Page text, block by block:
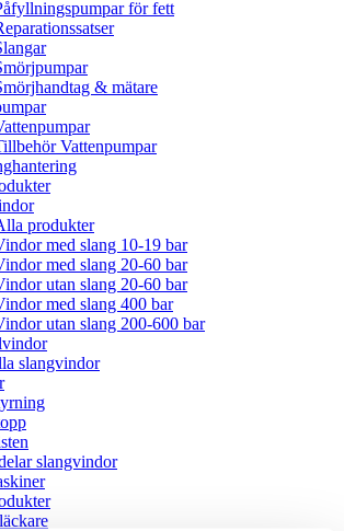
för fett
& mätare
Vattenpumpar
produkter
med slang 10-19 bar
med slang 20-60 bar
utan slang 20-60 bar
med slang 400 bar
utan slang 200-600 bar
slangvindor
slangvindor